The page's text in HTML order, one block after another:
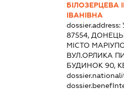
БІЛОЗЕРЦЕВА
ІВАНІВНА
dossier.address:
87554,
МІСТО
ВУЛ.ОРЛИКА
БУДИНОК 90,